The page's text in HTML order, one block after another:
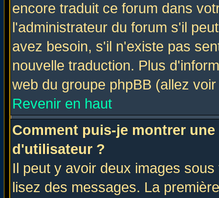
encore traduit ce forum dans
l'administrateur du forum s'il
avez besoin, s'il n'existe pas
nouvelle traduction. Plus
web du groupe phpBB (allez
Revenir en haut
Comment puis-je montrer
d'utilisateur ?
Il peut y avoir deux images
lisez des messages. La